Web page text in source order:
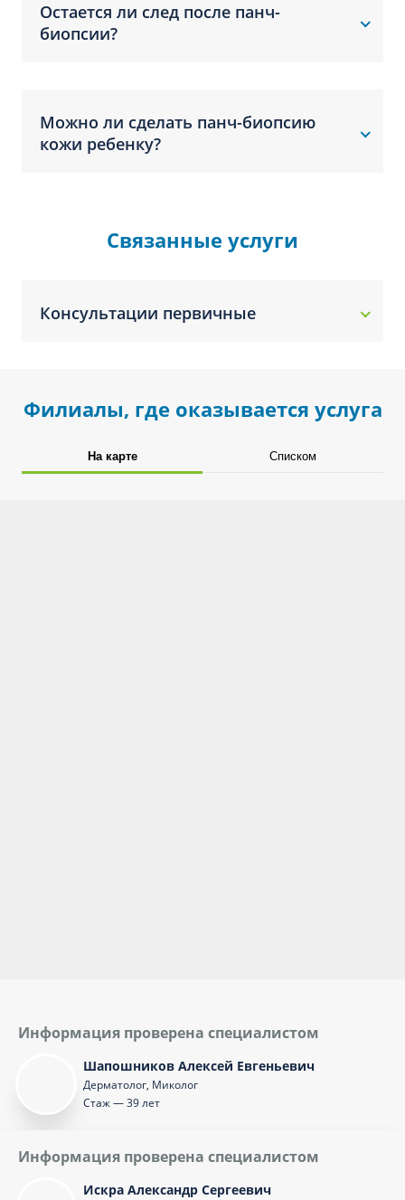
Остается ли след после панч-
биопсии?
Можно ли сделать панч-биопсию
кожи ребенку?
Связанные услуги
Консультации первичные
Филиалы, где оказывается услуга
На карте Списком
Информация проверена специалистом
Шапошников Алексей Евгеньевич
Дерматолог, Миколог
Стаж — 39 лет
Информация проверена специалистом
Искра Александр Сергеевич